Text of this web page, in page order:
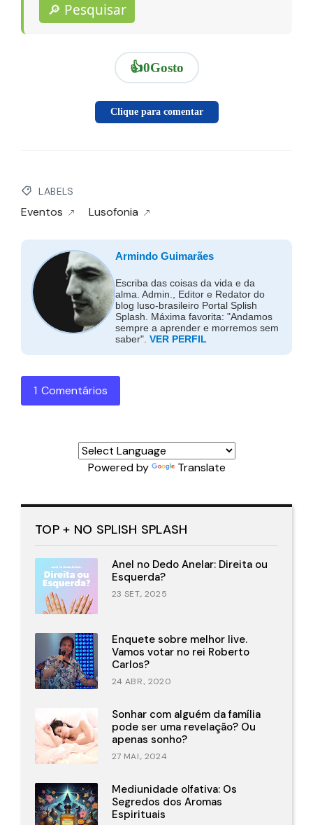
🔎 Pesquisar
👍0Gosto
Clique para comentar
LABELS
Eventos Lusofonia
Armindo Guimarães
Escriba das coisas da vida e da
alma. Admin., Editor e Redator do
blog luso-brasileiro Portal Splish
Splash. Máxima favorita: "Andamos
sempre a aprender e morremos sem
saber". VER PERFIL
1 Comentários
Powered by Translate
TOP + NO SPLISH SPLASH
Anel no Dedo Anelar: Direita ou
Esquerda?
23 SET., 2025
Enquete sobre melhor live.
Vamos votar no rei Roberto
Carlos?
24 ABR., 2020
Sonhar com alguém da família
pode ser uma revelação? Ou
apenas sonho?
27 MAI., 2024
Mediunidade olfativa: Os
Segredos dos Aromas
Espirituais